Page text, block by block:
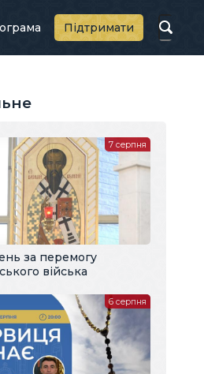
Підтримати
за перемогу
війська
7 серпня
6 серпня